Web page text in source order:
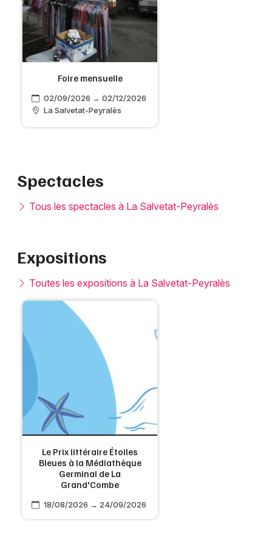
Foire mensuelle
02/09/2026 → 02/12/2026
La Salvetat-Peyralès
Spectacles
Tous les spectacles à La Salvetat-Peyralès
Expositions
Toutes les expositions à La Salvetat-Peyralès
Le Prix littéraire Étoiles
Bleues à la Médiathèque
Germinal de La
Grand'Combe
18/08/2026 → 24/09/2026